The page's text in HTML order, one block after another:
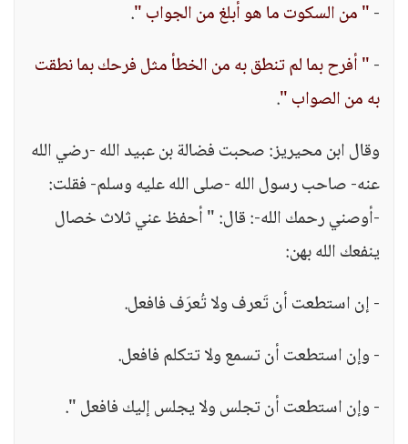
-" من السكوت ما هو أبلغ من الجواب ".
-" أفرح بما لم تنطق به من الخطأ مثل فرحك بما نطقت
به من الصواب ".
وقال ابن محيريز: صحبت فضالة بن عبيد الله -رضي الله
عنه- صاحب رسول الله -صلى الله عليه وسلم- فقلت:
-أوصني رحمك الله-: قال: " أحفظ عني ثلاث خصال
ينفعك الله بهن:
- إن استطعت أن تَعرف ولا تُعرَف فافعل.
- وإن استطعت أن تسمع ولا تتكلم فافعل.
- وإن استطعت أن تجلس ولا يجلس إليك فافعل ".